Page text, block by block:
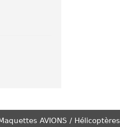
AVIONS / Hélicoptères